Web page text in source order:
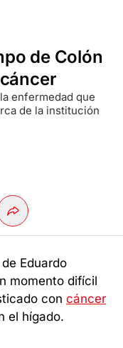
de Colón
enfermedad que
de la institución
Eduardo
momento difícil
concáncer
el hígado.